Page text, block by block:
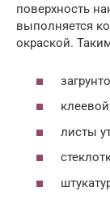
поверхность
выполняется
окраской.
листы